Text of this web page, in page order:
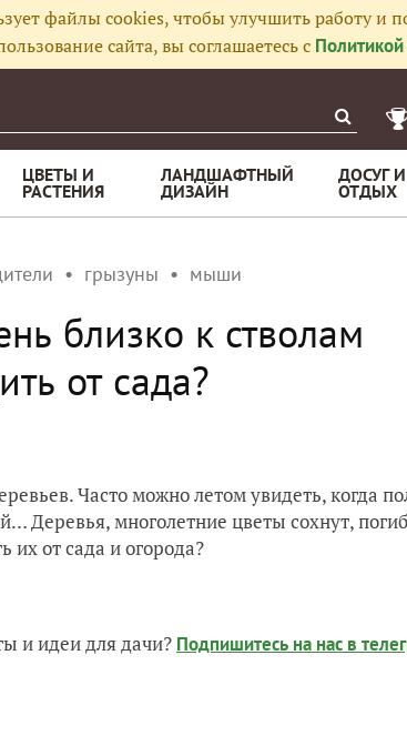
файлы cookies, чтобы улучшить работу и
сайта, вы соглашаетесь с
ЦВЕТЫ И
РАСТЕНИЯ
ЛАНДШАФТНЫЙ
ДИЗАЙН
ДОСУГ И
ОТДЫХ
грызуны мыши
близко к стволам
от сада?
Часто можно летом увидеть, когда
Деревья, многолетние цветы сохнут,
их от сада и огорода?
и идеи для дачи? Подпишитесь на нас в